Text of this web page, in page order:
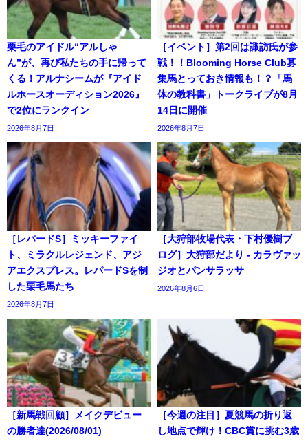
栗毛のアイドル“アルしゃ
ん”が、再び私たちの手に帰って
くる！アルナシームが『アイド
ルホースオーディション2026』
で2位にランクイン
2026年8月7日
［イベント］第2回は諏訪氏が参
戦！！Blooming Horse Club募
集馬とっておき情報も！？「馬
体の教科書」トークライブが8月
14日に開催
2026年8月7日
［レパードS］ミッキーファイ
ト、ミラクルレジェンド、アジ
アエクスプレス。レパードSを制
した栗毛馬たち
2026年8月7日
［大狩部牧場代表・下村優樹ブ
ログ］大狩部だより - カラヴァッ
ジオとパンサラッサ
2026年8月6日
［新馬戦回顧］メイクデビュー
の勝者達(2026/08/01)
［今週の注目］夏競馬の折り返
し地点で輝け！CBC賞に挑む3歳